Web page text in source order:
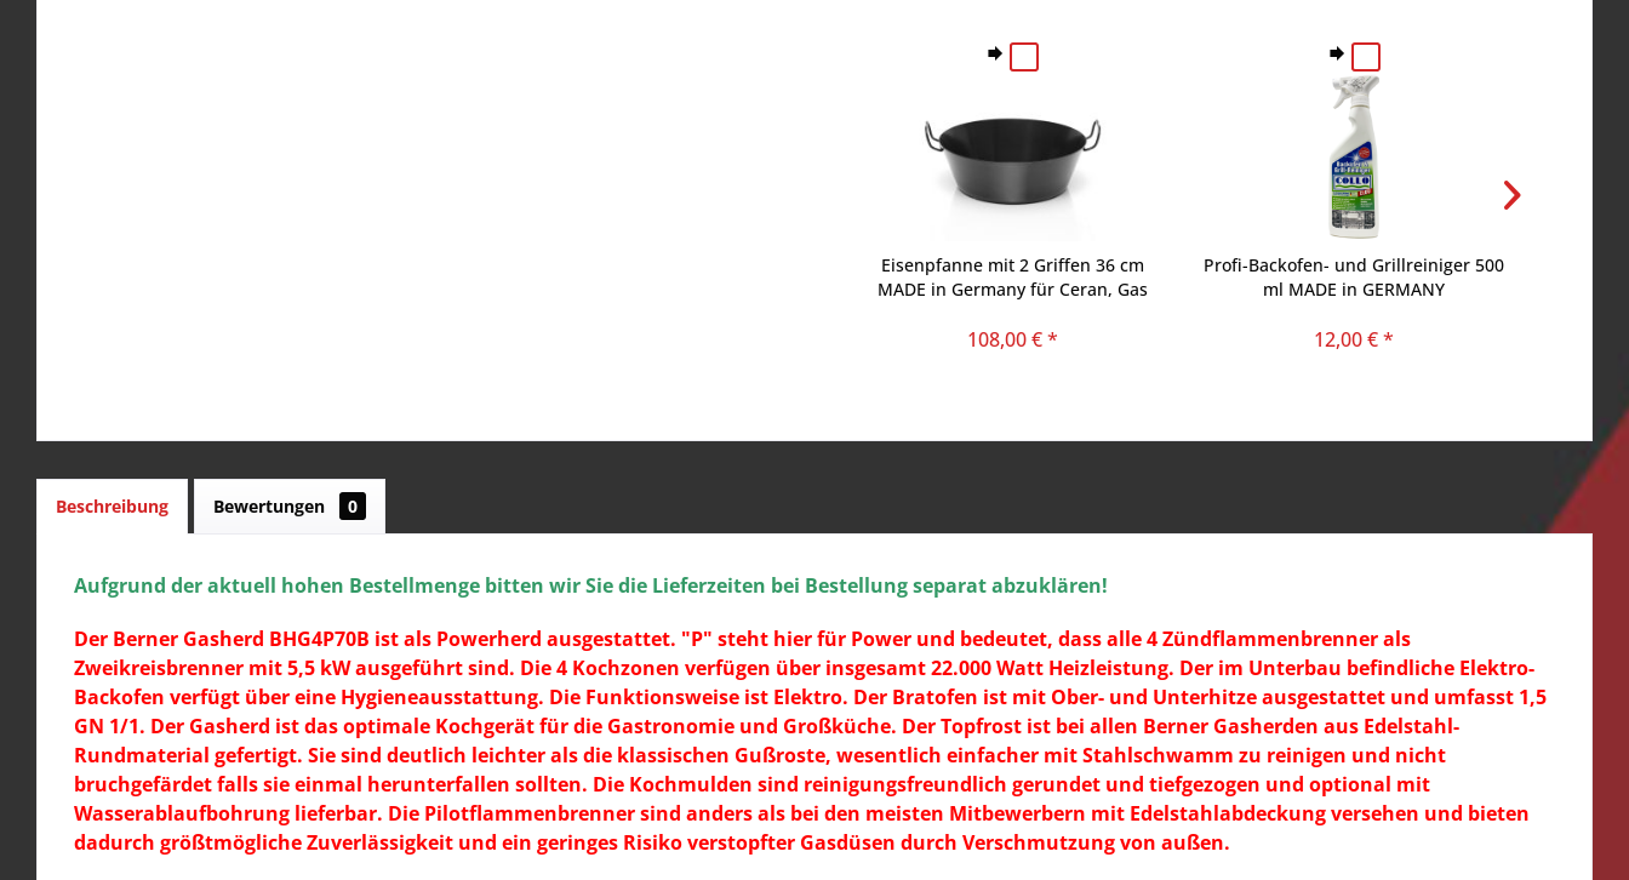
Eisenpfanne mit 2 Griffen 36 cm
MADE in Germany für Ceran, Gas
108,00 € *
Profi-Backofen- und Grillreiniger 500
ml MADE in GERMANY
12,00 € *
Beschreibung Bewertungen 0
Aufgrund der aktuell hohen Bestellmenge bitten wir Sie die Lieferzeiten bei Bestellung separat abzuklären!
Der Berner Gasherd BHG4P70B ist als Powerherd ausgestattet. "P" steht hier für Power und bedeutet, dass alle 4 Zündflammenbrenner als
Zweikreisbrenner mit 5,5 kW ausgeführt sind. Die 4 Kochzonen verfügen über insgesamt 22.000 Watt Heizleistung. Der im Unterbau befindliche Elektro-
Backofen verfügt über eine Hygieneausstattung. Die Funktionsweise ist Elektro. Der Bratofen ist mit Ober- und Unterhitze ausgestattet und umfasst 1,5
GN 1/1. Der Gasherd ist das optimale Kochgerät für die Gastronomie und Großküche. Der Topfrost ist bei allen Berner Gasherden aus Edelstahl-
Rundmaterial gefertigt. Sie sind deutlich leichter als die klassischen Gußroste, wesentlich einfacher mit Stahlschwamm zu reinigen und nicht
bruchgefärdet falls sie einmal herunterfallen sollten. Die Kochmulden sind reinigungsfreundlich gerundet und tiefgezogen und optional mit
Wasserablaufbohrung lieferbar. Die Pilotflammenbrenner sind anders als bei den meisten Mitbewerbern mit Edelstahlabdeckung versehen und bieten
dadurch größtmögliche Zuverlässigkeit und ein geringes Risiko verstopfter Gasdüsen durch Verschmutzung von außen.